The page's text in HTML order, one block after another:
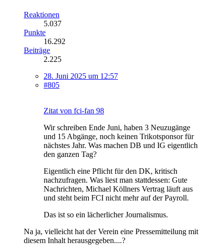
Reaktionen
5.037
Punkte
16.292
Beiträge
2.225
28. Juni 2025 um 12:57
#805
Zitat von fci-fan 98
Wir schreiben Ende Juni, haben 3 Neuzugänge
und 15 Abgänge, noch keinen Trikotsponsor für
nächstes Jahr. Was machen DB und IG eigentlich
den ganzen Tag?
Eigentlich eine Pflicht für den DK, kritisch
nachzufragen. Was liest man stattdessen: Gute
Nachrichten, Michael Köllners Vertrag läuft aus
und steht beim FCI nicht mehr auf der Payroll.
Das ist so ein lächerlicher Journalismus.
Na ja, vielleicht hat der Verein eine Pressemitteilung mit
diesem Inhalt herausgegeben....?